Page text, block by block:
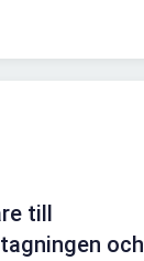
till
och